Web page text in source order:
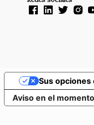
Aviso en el
Sus opciones